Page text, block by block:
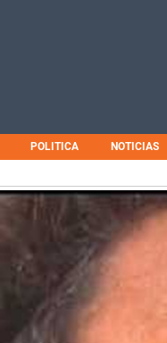
POLITICA NOTICIAS